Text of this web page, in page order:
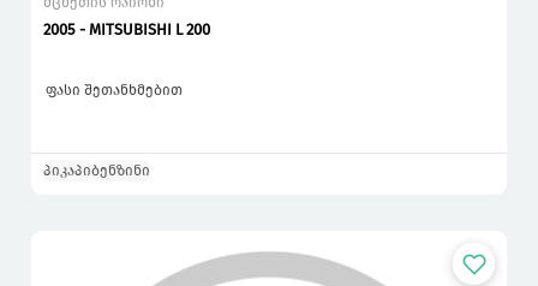
2005 - MITSUBISHI L 200
ფასი შეთანხმებით
პიკაპიბენზინი